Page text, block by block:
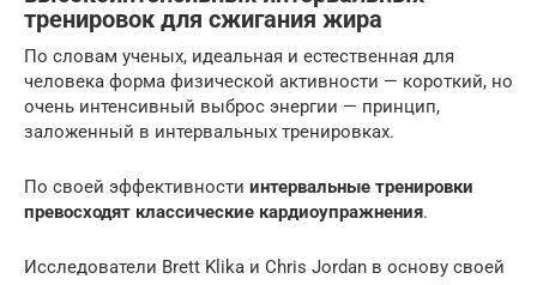
тренировок для сжигания жира
По словам ученых, идеальная и естественная для
человека форма физической активности — короткий, но
очень интенсивный выброс энергии — принцип,
заложенный в интервальных тренировках.
По своей эффективности интервальные тренировки
превосходят классические кардиоупражнения.
Исследователи Brett Klika и Chris Jordan в основу своей